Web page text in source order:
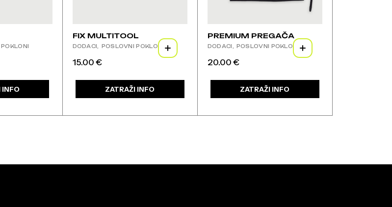
INFO
FIX MULTITOOL
DODACI POSLOVNI POKLONI
15.00€
proizvod
više
Opcije
ZATRAŽI INFO
PREMIUM PREGAČA
DODACI POSLOVNI POKLONI
20.00€
proizvod
više
Opcije
ZATRAŽI INFO